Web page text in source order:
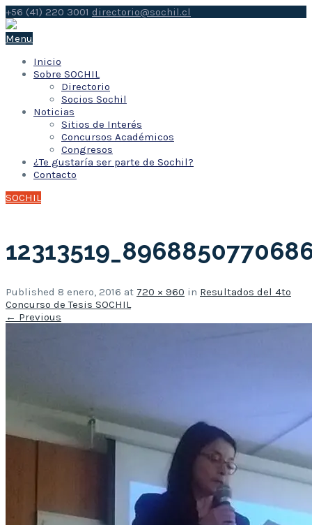
+56 (41) 220 3001 directorio@sochil.cl
Menu
Inicio
Sobre SOCHIL
Directorio
Socios Sochil
Noticias
Sitios de Interés
Concursos Académicos
Congresos
¿Te gustaría ser parte de Sochil?
Contacto
SOCHIL
Published 8 enero, 2016 at 720 × 960 in Resultados del 4to
Concurso de Tesis SOCHIL
← Previous